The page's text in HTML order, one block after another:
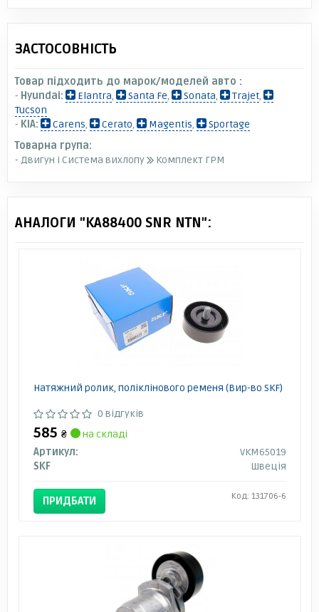
ЗАСТОСОВНІСТЬ
Товар підходить до марок/моделей авто :
- Hyundai: Elantra, Santa Fe, Sonata, Trajet,
Tucson
- KIA: Carens, Cerato, Magentis,
Sportage
Товарна група:
- Двигун і Система вихлопу
Комплект ГРМ
АНАЛОГИ "KA88400 SNR NTN":
Натяжний ролик, поліклінового ременя (Вир-во SKF)
0 відгуків
585 ₴
на складі
Артикул:
VKM65019
SKF
Швеція
ПРИДБАТИ Код: 131706-6